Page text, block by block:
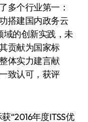
多个行业第一：
搭建国内政务云
的创新实践，未
贡献为国家标
体实力建言献
致认可，获评